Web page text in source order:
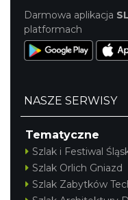
Darmowa aplikacja
platformach
NASZE SERWISY
Tematyczne
Szlak i Festiwal
Szlak Orlich Gniazd
Szlak Zabytków